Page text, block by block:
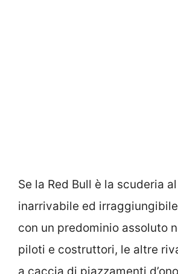
Se la Red Bull è la scuderia
inarrivabile ed irraggiungibile
con un predominio assoluto
piloti e costruttori, le altre